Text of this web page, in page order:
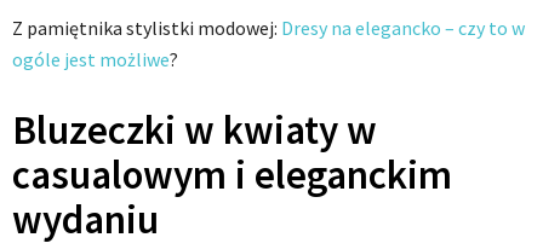
Z pamiętnika stylistki modowej: Dresy na elegancko – czy to w
ogóle jest możliwe?
Bluzeczki w kwiaty w
casualowym i eleganckim
wydaniu